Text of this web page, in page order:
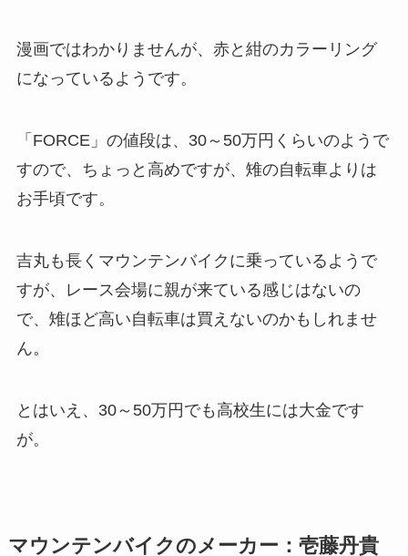
漫画ではわかりませんが、赤と紺のカラーリング
になっているようです。
「FORCE」の値段は、30～50万円くらいのようで
すので、ちょっと高めですが、雉の自転車よりは
お手頃です。
吉丸も長くマウンテンバイクに乗っているようで
すが、レース会場に親が来ている感じはないの
で、雉ほど高い自転車は買えないのかもしれませ
ん。
とはいえ、30～50万円でも高校生には大金です
が。
マウンテンバイクのメーカー：壱藤丹貴